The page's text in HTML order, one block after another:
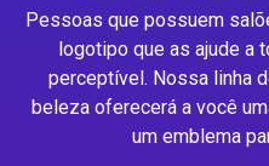
Pessoas que possuem
logotipo que as ajude a
perceptível. Nossa linha
beleza oferecerá a você
um emblema